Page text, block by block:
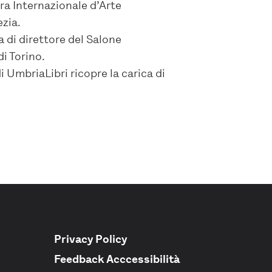
Internazionale d’Arte
di direttore del Salone
Torino.
UmbriaLibri ricopre la carica di
Privacy Policy
Feedback Acccessibilità